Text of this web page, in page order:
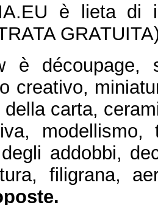
è lieta di
è découpage,
creativo,
carta,
addobbi,
filigrana,